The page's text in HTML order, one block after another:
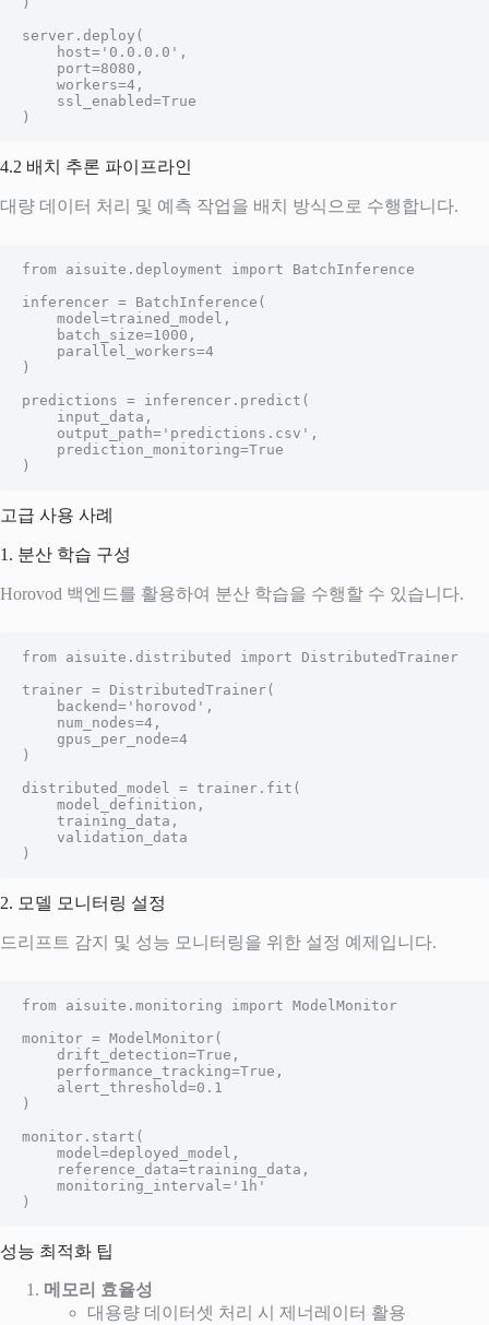
server.deploy(
)
4.2 배치 추론 파이프라인
대량 데이터 처리 및 예측 작업을 배치 방식으로 수행합니다.
from aisuite.deployment import BatchInference
inferencer = BatchInference(
)
predictions = inferencer.predict(
)
고급 사용 사례
1. 분산 학습 구성
Horovod 백엔드를 활용하여 분산 학습을 수행할 수 있습니다.
from aisuite.distributed import DistributedTrainer
trainer = DistributedTrainer(
)
distributed_model = trainer.fit(
)
2. 모델 모니터링 설정
드리프트 감지 및 성능 모니터링을 위한 설정 예제입니다.
from aisuite.monitoring import ModelMonitor
monitor = ModelMonitor(
)
monitor.start(
)
성능 최적화 팁
메모리 효율성
대용량 데이터셋 처리 시 제너레이터 활용